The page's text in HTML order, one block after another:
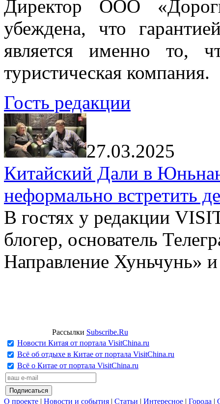
Директор ООО
убеждена, что
является именно то,
туристическая компания.
Гость редакции
27.03.2025
Китайский Дали в
неформально встретить
В гостях у редакции
блогер, основатель
Направление Хуньчунь»
Рассылки Subscribe.Ru
Новости Китая от портала VisitChina.ru
Всё об отдыхе в Китае от портала VisitChina.ru
Всё о Китае от портала VisitChina.ru
О проекте | Новости и события | Статьи | Интересное | Города |